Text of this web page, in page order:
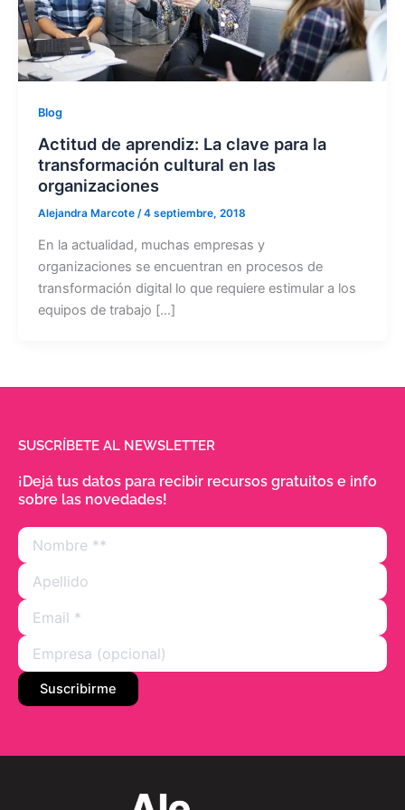
Blog
Actitud de aprendiz: La clave para la
transformación cultural en las
organizaciones
Alejandra Marcote /4 septiembre, 2018
En la actualidad, muchas empresas y
organizaciones se encuentran en procesos de
transformación digital lo que requiere estimular a los
equipos de trabajo […]
SUSCRÍBETE AL NEWSLETTER
¡Dejá tus datos para recibir recursos gratuitos e info
sobre las novedades!